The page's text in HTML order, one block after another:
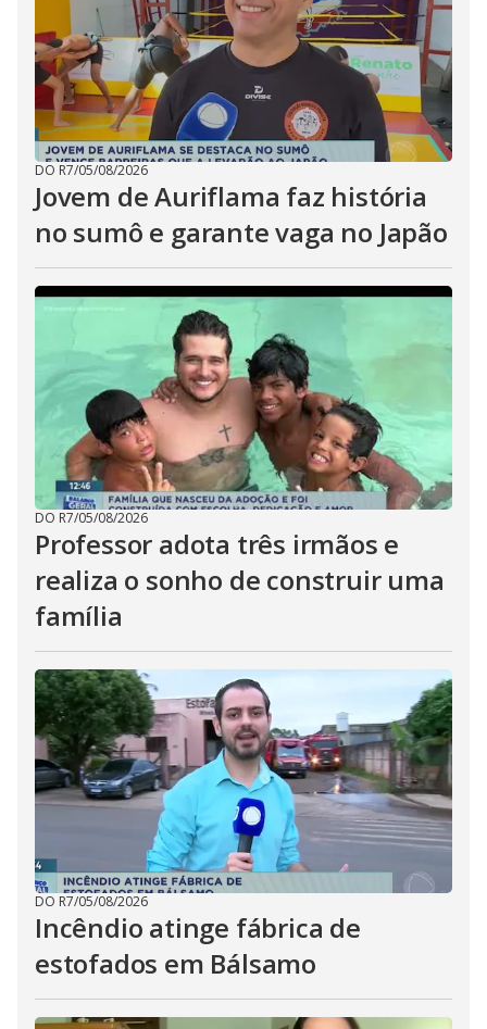
DO R7/05/08/2026
Jovem de Auriflama faz história
no sumô e garante vaga no Japão
DO R7/05/08/2026
Professor adota três irmãos e
realiza o sonho de construir uma
família
DO R7/05/08/2026
Incêndio atinge fábrica de
estofados em Bálsamo